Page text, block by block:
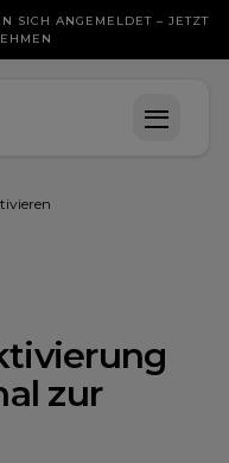
SICH ANGEMELDET – JETZT
zur